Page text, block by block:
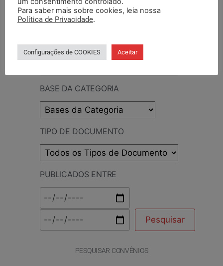
PESQUISAR DOCUMENTO
BASE DA CATEGORIA
TIPO DE DOCUMENTO
PUBLICADOS ENTRE
PESQUISAR CONVÊNIOS
Para saber mais sobre cookies, leia nossa
Política de Privacidade.
Configurações de COOKIES Aceitar